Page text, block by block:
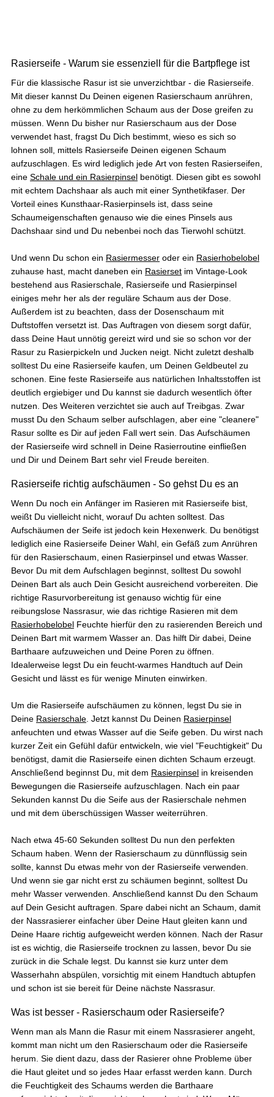
Verifizierter Kunde
Premium Duschset - Hair Anti-Schuppen
Erst knapp eine Woche benutzt, aber ich glaube
dass es schon gut wirkt.
Peter
Verifizierter Kunde
Festes Shampoo Sandelholz
Alles super, nach der 3 ten Anwendung ein
sichtbarer Erfolg...
Anonym
After Shave Balm Sandelholz
Finde den Geschmack / Duft sehr gut und kann
mich auch nicht beklagen was die Eigenschaft
der Seife angeht. Habe seither viel weniger
Schuppen. Die Seife habe ich noch nicht
probiert. Auch das Aftershave finde ich sehr
angenehm.
4.8.2026
Alle Bewertungen Lesen
Rasierseife - Warum sie essenziell für die Bartpflege ist
Für die klassische Rasur ist sie unverzichtbar - die Rasierseife.
Mit dieser kannst Du Deinen eigenen Rasierschaum anrühren,
ohne zu dem herkömmlichen Schaum aus der Dose greifen zu
müssen. Wenn Du bisher nur Rasierschaum aus der Dose
verwendet hast, fragst Du Dich bestimmt, wieso es sich so
lohnen soll, mittels Rasierseife Deinen eigenen Schaum
aufzuschlagen. Es wird lediglich jede Art von festen Rasierseifen,
eine Schale und ein Rasierpinsel benötigt. Diesen gibt es sowohl
mit echtem Dachshaar als auch mit einer Synthetikfaser. Der
Vorteil eines Kunsthaar-Rasierpinsels ist, dass seine
Schaumeigenschaften genauso wie die eines Pinsels aus
Dachshaar sind und Du nebenbei noch das Tierwohl schützt.
Und wenn Du schon ein Rasiermesser oder ein Rasierhobelobel
zuhause hast, macht daneben ein Rasierset im Vintage-Look
bestehend aus Rasierschale, Rasierseife und Rasierpinsel
einiges mehr her als der reguläre Schaum aus der Dose.
Außerdem ist zu beachten, dass der Dosenschaum mit
Duftstoffen versetzt ist. Das Auftragen von diesem sorgt dafür,
dass Deine Haut unnötig gereizt wird und sie so schon vor der
Rasur zu Rasierpickeln und Jucken neigt. Nicht zuletzt deshalb
solltest Du eine Rasierseife kaufen, um Deinen Geldbeutel zu
schonen. Eine feste Rasierseife aus natürlichen Inhaltsstoffen ist
deutlich ergiebiger und Du kannst sie dadurch wesentlich öfter
nutzen. Des Weiteren verzichtet sie auch auf Treibgas. Zwar
musst Du den Schaum selber aufschlagen, aber eine "cleanere"
Rasur sollte es Dir auf jeden Fall wert sein. Das Aufschäumen
der Rasierseife wird schnell in Deine Rasierroutine einfließen
und Dir und Deinem Bart sehr viel Freude bereiten.
Rasierseife richtig aufschäumen - So gehst Du es an
Wenn Du noch ein Anfänger im Rasieren mit Rasierseife bist,
weißt Du vielleicht nicht, worauf Du achten solltest. Das
Aufschäumen der Seife ist jedoch kein Hexenwerk. Du benötigst
lediglich eine Rasierseife Deiner Wahl, ein Gefäß zum Anrühren
für den Rasierschaum, einen Rasierpinsel und etwas Wasser.
Bevor Du mit dem Aufschlagen beginnst, solltest Du sowohl
Deinen Bart als auch Dein Gesicht ausreichend vorbereiten. Die
richtige Rasurvorbereitung ist genauso wichtig für eine
reibungslose Nassrasur, wie das richtige Rasieren mit dem
Rasierhobelobel Feuchte hierfür den zu rasierenden Bereich und
Deinen Bart mit warmem Wasser an. Das hilft Dir dabei, Deine
Barthaare aufzuweichen und Deine Poren zu öffnen.
Idealerweise legst Du ein feucht-warmes Handtuch auf Dein
Gesicht und lässt es für wenige Minuten einwirken.
Um die Rasierseife aufschäumen zu können, legst Du sie in
Deine Rasierschale . Jetzt kannst Du Deinen Rasierpinsel
anfeuchten und etwas Wasser auf die Seife geben. Du wirst nach
kurzer Zeit ein Gefühl dafür entwickeln, wie viel "Feuchtigkeit" Du
benötigst, damit die Rasierseife einen dichten Schaum erzeugt.
Anschließend beginnst Du, mit dem Rasierpinsel in kreisenden
Bewegungen die Rasierseife aufzuschlagen. Nach ein paar
Sekunden kannst Du die Seife aus der Rasierschale nehmen
und mit dem überschüssigen Wasser weiterrühren.
Nach etwa 45-60 Sekunden solltest Du nun den perfekten
Schaum haben. Wenn der Rasierschaum zu dünnflüssig sein
sollte, kannst Du etwas mehr von der Rasierseife verwenden.
Und wenn sie gar nicht erst zu schäumen beginnt, solltest Du
mehr Wasser verwenden. Anschließend kannst Du den Schaum
auf Dein Gesicht auftragen. Spare dabei nicht an Schaum, damit
der Nassrasierer einfacher über Deine Haut gleiten kann und
Deine Haare richtig aufgeweicht werden können. Nach der Rasur
ist es wichtig, die Rasierseife trocknen zu lassen, bevor Du sie
zurück in die Schale legst. Du kannst sie kurz unter dem
Wasserhahn abspülen, vorsichtig mit einem Handtuch abtupfen
und schon ist sie bereit für Deine nächste Nassrasur.
Was ist besser - Rasierschaum oder Rasierseife?
Wenn man als Mann die Rasur mit einem Nassrasierer angeht,
kommt man nicht um den Rasierschaum oder die Rasierseife
herum. Sie dient dazu, dass der Rasierer ohne Probleme über
die Haut gleitet und so jedes Haar erfasst werden kann. Durch
die Feuchtigkeit des Schaums werden die Barthaare